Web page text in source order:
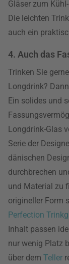
Gläser zum
Die leichten
auch ein
4. Auch das
Trinken Sie
Longdrink?
Ein solides und
Longdrink-Glas
Serie der
dänischen
durchbrechen
und Material zu
origineller Form
Perfection
Inhalt passen
nur wenig Platz
über dem Teller